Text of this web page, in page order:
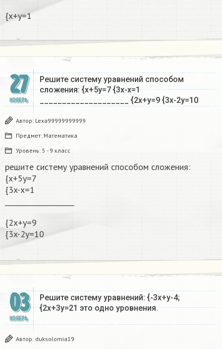
{x+y=1
27
НОЯБРЬ
Решите систему уравнений способом
сложения: {x+5y=7 {3x-x=1
____________________ {2x+y=9 {3x-2y=10
Автор: Lexa99999999999
Предмет: Математика
Уровень: 5 - 9 класс
решите систему уравнений способом сложения:
{x+5y=7
{3x-x=1
{2x+y=9
{3x-2y=10
03
НОЯБРЬ
Решите систему уравнений: {-3x+y-4;
{2x+3y=21 это одно уровнения.​
Автор: duksolomia19